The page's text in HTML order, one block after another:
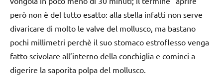
però non è del tutto esatto: alla stella infatti non serve
divaricare di molto le valve del mollusco, ma bastano
pochi millimetri perchè il suo stomaco estroflesso venga
fatto scivolare all’interno della conchiglia e cominci a
digerire la saporita polpa del mollusco.